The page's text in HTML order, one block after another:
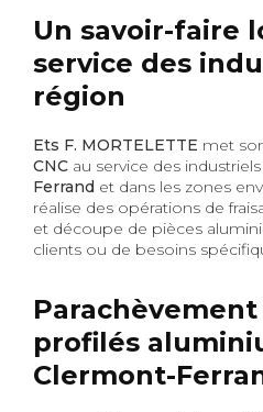
Un savoir-faire
service des
région
Ets F. MORTELETTE met
CNC au service des
Ferrand et dans les zones
réalise des opérations de
et découpe de pièces
clients ou de besoins
profilés
Clermont-